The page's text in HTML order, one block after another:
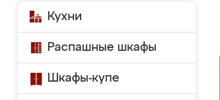
Кухни
Распашные шкафы
Шкафы-купе